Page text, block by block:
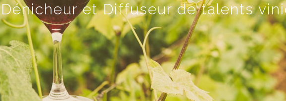
Dénicheur et Diffuseur de talents